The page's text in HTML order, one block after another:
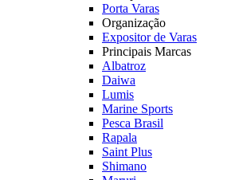
Porta Varas
Organização
Expositor de Varas
Principais Marcas
Albatroz
Daiwa
Lumis
Marine Sports
Pesca Brasil
Rapala
Saint Plus
Shimano